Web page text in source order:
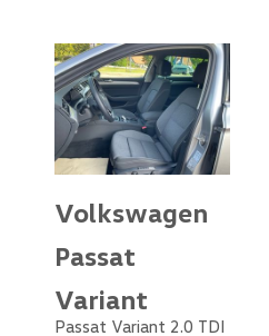
Volkswagen
Passat
Variant
Passat Variant 2.0 TDI